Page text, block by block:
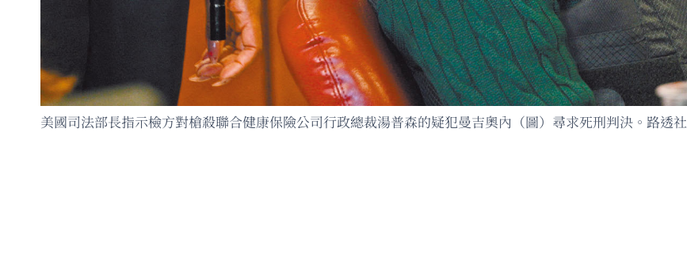
美國司法部長指示檢方對槍殺聯合健康保險公司行政總裁湯普森的疑犯曼吉奧內（圖）尋求死刑判決。路透社